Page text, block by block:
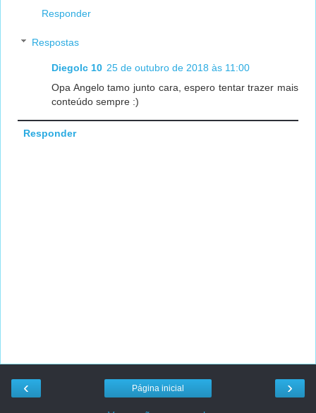
Responder
Respostas
Diegolc 10 25 de outubro de 2018 às 11:00
Opa Angelo tamo junto cara, espero tentar trazer mais
conteúdo sempre :)
Responder
‹ ›
Página inicial